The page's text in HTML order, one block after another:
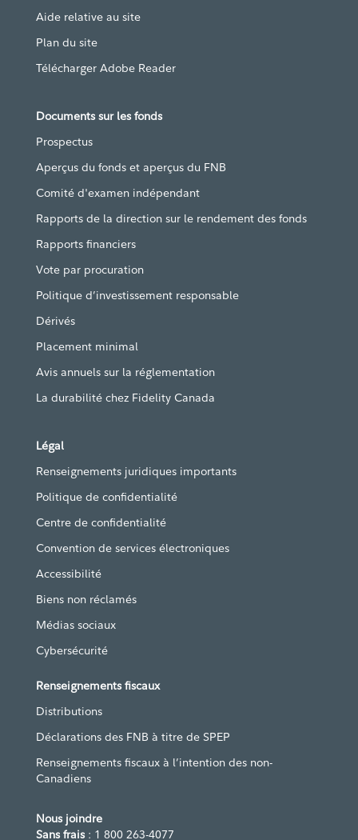
Aide relative au site
Plan du site
Télécharger Adobe Reader
Documents sur les fonds
Prospectus
Aperçus du fonds et aperçus du FNB
Comité d'examen indépendant
Rapports de la direction sur le rendement des fonds
Rapports financiers
Vote par procuration
Politique d’investissement responsable
Dérivés
Placement minimal
Avis annuels sur la réglementation
La durabilité chez Fidelity Canada
Légal
Renseignements juridiques importants
Politique de confidentialité
Centre de confidentialité
Convention de services électroniques
Accessibilité
Biens non réclamés
Médias sociaux
Cybersécurité
Renseignements fiscaux
Distributions
Déclarations des FNB à titre de SPEP
Renseignements fiscaux à l’intention des non-
Canadiens
Nous joindre
Sans frais: 1 800 263-4077